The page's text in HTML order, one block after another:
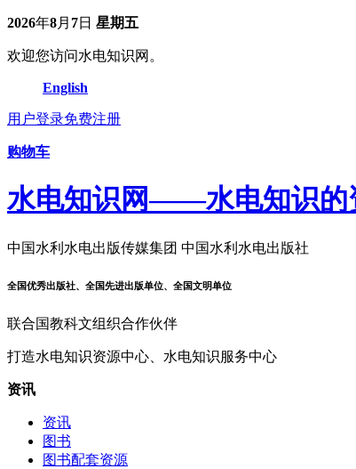
2026年8月 7日 星期五
欢迎您访问水电知识网。
English
用户登录免费注册
购物车
水电知识网——水电知识的
中国水利水电出版传媒集团 中国水利水电出版社
全国优秀出版社、全国先进出版单位、全国文明单位
联合国教科文组织合作伙伴
打造水电知识资源中心、水电知识服务中心
资讯
资讯
图书
图书配套资源